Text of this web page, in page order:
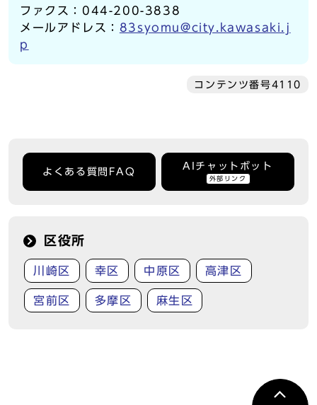
ファクス：044-200-3838
メールアドレス： 83syomu@city.kawasaki.j
p
コンテンツ番号4110
よくある質問FAQ
AIチャットボット
外部リンク
区役所
川崎区 幸区 中原区 高津区
宮前区 多摩区 麻生区